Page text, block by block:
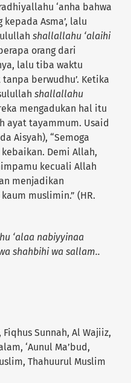
‘anha bahwa
Asma’, lalu
shallallahu ‘alaihi
orang dari
lalu tiba waktu
berwudhu’. Ketika
shallallahu
mengadukan hal itu
ayat tayammum. Usaid
Aisyah), “Semoga
Demi Allah,
kecuali Allah
menjadikan
muslimin.” (HR.
‘alaa nabiyyinaa
shahbihi wa sallam..
Fiqhus Sunnah, Al Wajiiz,
‘Aunul Ma’bud,
Thahuurul Muslim